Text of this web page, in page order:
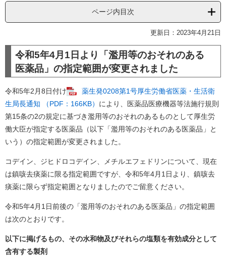
ページ内目次
更新日：2023年4月21日
令和5年4月1日より「濫用等のおそれのある
医薬品」の指定範囲が変更されました
令和5年2月8日付け
薬生発0208第1号厚生労働省医薬・生活衛
生局長通知 （PDF：166KB） により、医薬品医療機器等法施行規則
第15条の2の規定に基づき濫用等のおそれのあるものとして厚生労
働大臣が指定する医薬品（以下「濫用等のおそれのある医薬品」と
いう）の指定範囲が変更されました。
コデイン、ジヒドロコデイン、メチルエフェドリンについて、現在
は鎮咳去痰薬に限る指定範囲ですが、令和5年4月1日より、鎮咳去
痰薬に限らず指定範囲となりましたのでご留意ください。
令和5年4月1日前後の「濫用等のおそれのある医薬品」の指定範囲
は次のとおりです。
以下に掲げるもの、その水和物及びそれらの塩類を有効成分として
含有する製剤